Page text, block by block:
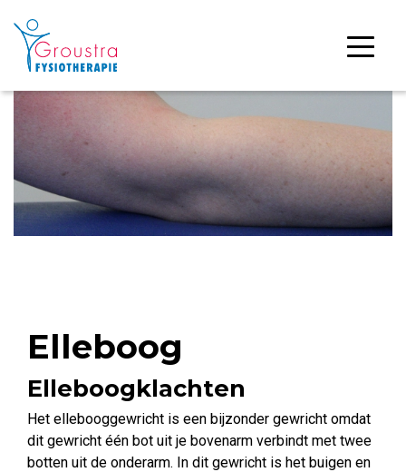
Elleboog
Elleboogklachten
Het ellebooggewricht is een bijzonder gewricht omdat
dit gewricht één bot uit je bovenarm verbindt met twee
botten uit de onderarm. In dit gewricht is het buigen en